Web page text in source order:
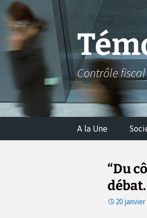
Aller
au
contenu
Contrôle
A la Une
“Du
débat.
20 janvier